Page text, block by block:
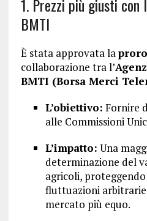
1. Prezzi più giusti con
BMTI
È stata approvata la
collaborazione tra l’
BMTI (Borsa Merci
L’obiettivo: Fornire
alle Commissioni
L’impatto: Una
determinazione del
agricoli,
fluttuazioni
mercato più equo.